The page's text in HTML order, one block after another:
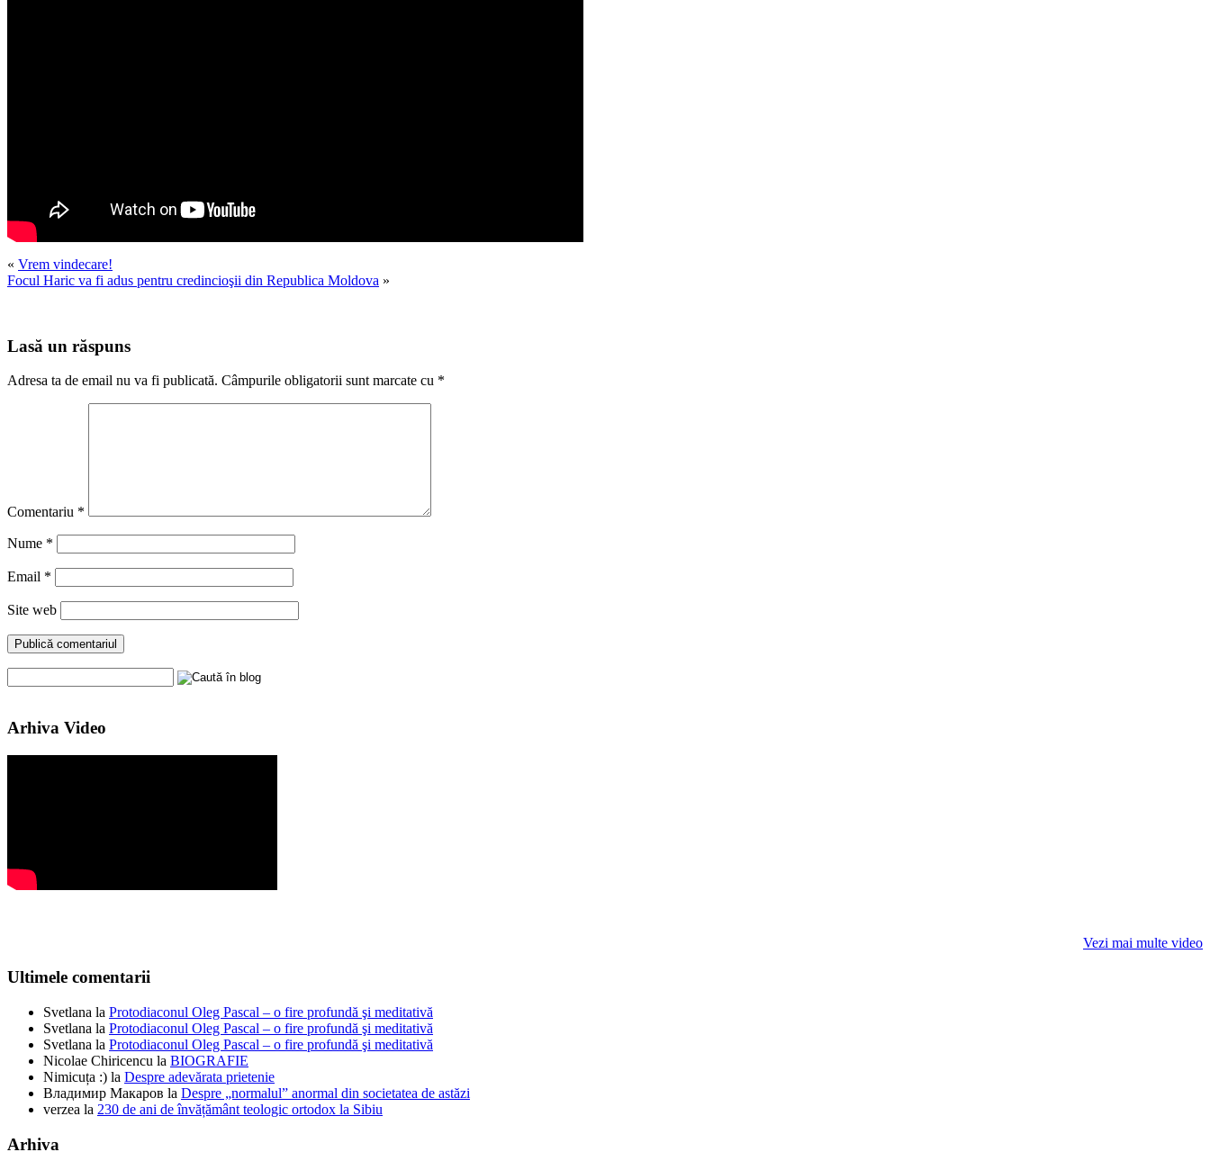
« Vrem vindecare!
Focul Haric va fi adus pentru credincioşii din Republica Moldova »
Lasă un răspuns
Adresa ta de email nu va fi publicată. Câmpurile obligatorii sunt marcate cu *
Comentariu *
Nume *
Email *
Site web
Arhiva Video
Vezi mai multe video
Ultimele comentarii
Svetlana la Protodiaconul Oleg Pascal – o fire profundă şi meditativă
Svetlana la Protodiaconul Oleg Pascal – o fire profundă şi meditativă
Svetlana la Protodiaconul Oleg Pascal – o fire profundă şi meditativă
Nicolae Chiricencu la BIOGRAFIE
Nimicuța :) la Despre adevărata prietenie
Владимир Макаров la Despre „normalul” anormal din societatea de astăzi
verzea la 230 de ani de învățământ teologic ortodox la Sibiu
Arhiva